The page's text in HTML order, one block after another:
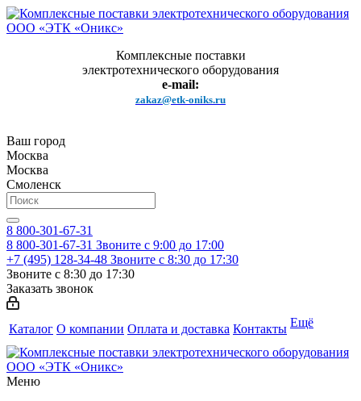
Комплексные поставки
электротехнического оборудования
e-mail:
zakaz@etk-oniks.ru
Ваш город
Москва
Москва
Смоленск
8 800-301-67-31
8 800-301-67-31 Звоните с 9:00 до 17:00
+7 (495) 128-34-48 Звоните с 8:30 до 17:30
Звоните с 8:30 до 17:30
Заказать звонок
Каталог О компании Оплата и доставка Контакты Ещё
Меню